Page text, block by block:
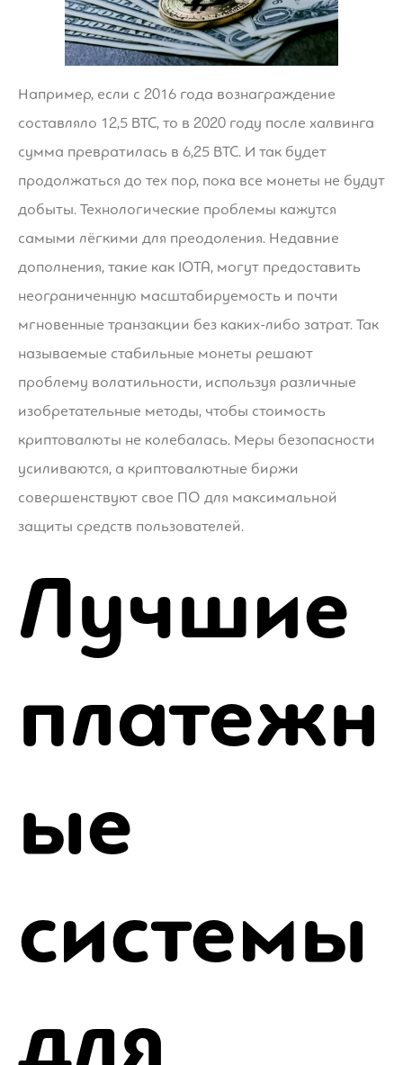
Например, если с 2016 года вознаграждение
составляло 12,5 BTC, то в 2020 году после халвинга
сумма превратилась в 6,25 BTC. И так будет
продолжаться до тех пор, пока все монеты не будут
добыты. Технологические проблемы кажутся
самыми лёгкими для преодоления. Недавние
дополнения, такие как IOTA, могут предоставить
неограниченную масштабируемость и почти
мгновенные транзакции без каких-либо затрат. Так
называемые стабильные монеты решают
проблему волатильности, используя различные
изобретательные методы, чтобы стоимость
криптовалюты не колебалась. Меры безопасности
усиливаются, а криптовалютные биржи
совершенствуют свое ПО для максимальной
защиты средств пользователей.
Лучшие
платежн
ые
системы
для